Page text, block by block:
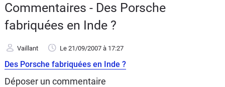
Essais
d'achat
Electriques
Commentaires - Des Porsche
fabriquées en Inde ?
Vaillant Le 21/09/2007 à 17:27
Des Porsche fabriquées en Inde ?
Déposer un commentaire